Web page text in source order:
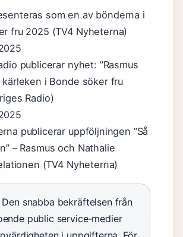
som en av bönderna i
fru 2025 (TV4 Nyheterna)
publicerar nyhet: ”Rasmus
i Bonde söker fru
Radio)
publicerar uppföljningen ”Så
– Rasmus och Nathalie
(TV4 Nyheterna)
Den snabba bekräftelsen från
public service‑medier